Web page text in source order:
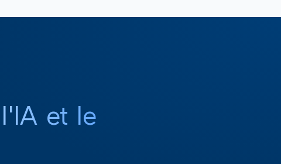
l'IA et le